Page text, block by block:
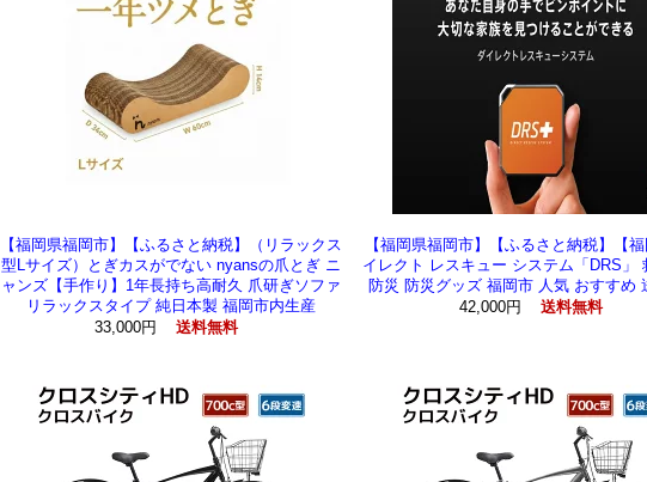
【福岡県福岡市】【ふるさと納税】（リラックス
型Lサイズ）とぎカスがでない nyansの爪とぎ ニ
ャンズ【手作り】1年長持ち高耐久 爪研ぎソファ
リラックスタイプ 純日本製 福岡市内生産
33,000円
送料無料
【福岡県福岡市】【ふるさと納税】【
イレクト レスキュー システム「DRS」
防災 防災グッズ 福岡市 人気 おすすめ
42,000円
送料無料